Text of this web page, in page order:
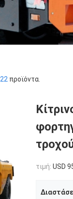
22 προϊόντα.
τιμή: USD